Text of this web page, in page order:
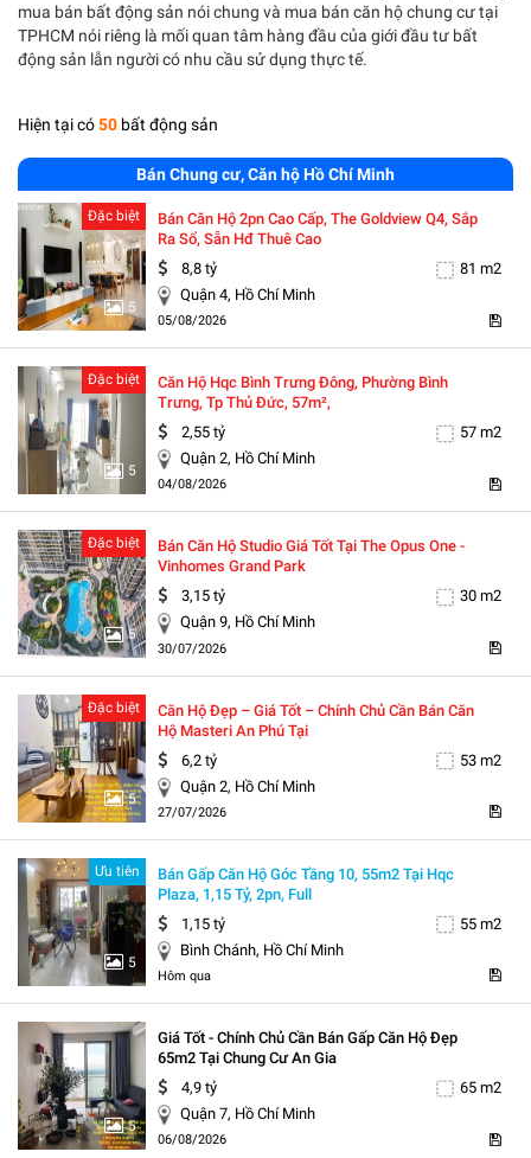
mua bán bất động sản nói chung và mua bán căn hộ chung cư tại
TPHCM nói riêng là mối quan tâm hàng đầu của giới đầu tư bất
động sản lẫn người có nhu cầu sử dụng thực tế.
Hiện tại có50 bất động sản
Bán Chung cư, Căn hộ Hồ Chí Minh
5
Đặc biệt
Bán Căn Hộ 2pn Cao Cấp, The Goldview Q4, Sắp
Ra Sổ, Sẵn Hđ Thuê Cao
8,8 tỷ
81 m2
Quận 4, Hồ Chí Minh
05/08/2026
5
Đặc biệt
Căn Hộ Hqc Bình Trưng Đông, Phường Bình
Trưng, Tp Thủ Đức, 57m²,
2,55 tỷ
57 m2
Quận 2, Hồ Chí Minh
04/08/2026
5
Đặc biệt
Bán Căn Hộ Studio Giá Tốt Tại The Opus One -
Vinhomes Grand Park
3,15 tỷ
30 m2
Quận 9, Hồ Chí Minh
30/07/2026
5
Đặc biệt
Căn Hộ Đẹp – Giá Tốt – Chính Chủ Cần Bán Căn
Hộ Masteri An Phú Tại
6,2 tỷ
53 m2
Quận 2, Hồ Chí Minh
27/07/2026
5
Ưu tiên
Bán Gấp Căn Hộ Góc Tầng 10, 55m2 Tại Hqc
Plaza, 1,15 Tỷ, 2pn, Full
1,15 tỷ
55 m2
Bình Chánh, Hồ Chí Minh
Hôm qua
5
Giá Tốt - Chính Chủ Cần Bán Gấp Căn Hộ Đẹp
65m2 Tại Chung Cư An Gia
4,9 tỷ
65 m2
Quận 7, Hồ Chí Minh
06/08/2026